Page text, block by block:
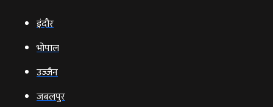
इंदौर
भोपाल
उज्‍जैन
जबलपुर